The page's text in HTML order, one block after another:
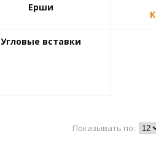
Ерши
Угловые вставки
Показывать по: